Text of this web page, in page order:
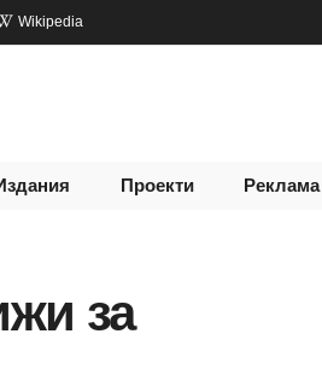
Wikipedia
Проекти Реклама
за